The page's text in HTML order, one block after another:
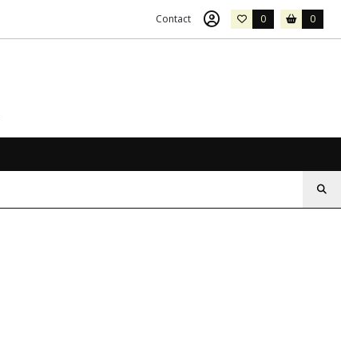
Contact 0 0